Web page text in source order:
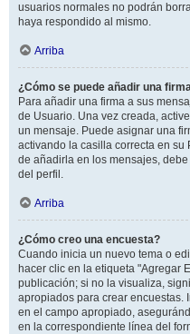
usuarios normales no podrán
haya respondido al mismo.
Arriba
¿Cómo se puede añadir una
Para añadir una firma a sus
de Usuario. Una vez creada,
un mensaje. Puede asignar una
activando la casilla correcta en
de añadirla en los mensajes,
del perfil.
Arriba
¿Cómo creo una encuesta?
Cuando inicia un nuevo tema o
hacer clic en la etiqueta "Agregar
publicación; si no la visualiza,
apropiados para crear encuestas.
en el campo apropiado,
en la correspondiente línea del